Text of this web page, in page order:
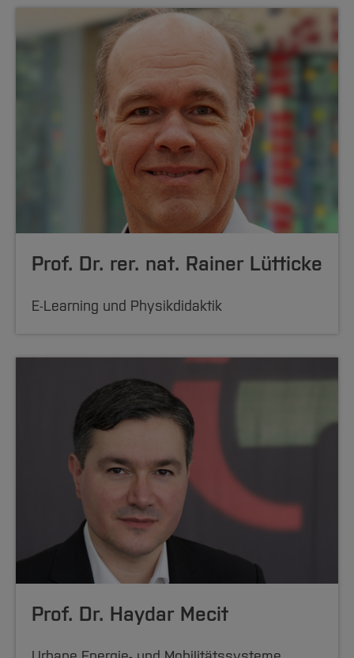
Prof. Dr. rer. nat. Rainer Lütticke
E-Learning und Physikdidaktik
Prof. Dr. Haydar Mecit